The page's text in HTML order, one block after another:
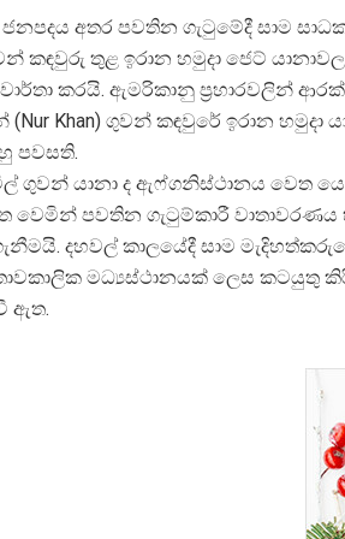
අතර පවතින ගැටුමේදී සාම
කඳවුරු තුළ ඉරාන හමුදා ජෙට්
කරයි. ඇමරිකානු ප්රහාරවලින්
Khan) ගුවන් කඳවුරේ ඉරාන හමුදා
පවසති.
ගුවන් යානා ද ඇෆ්ගනිස්ථානය වෙත
වෙමින් පවතින ගැටුම්කාරී
දහවල් කාලයේදී සාම
මධ්යස්ථානයක් ලෙස කටයුතු
ඇත.